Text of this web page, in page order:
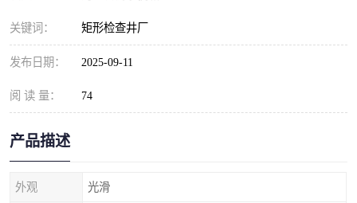
关键词： 矩形检查井厂
发布日期： 2025-09-11
阅 读 量： 74
产品描述
外观 光滑